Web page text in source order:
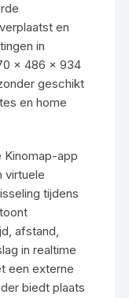
en
in
× 486 × 934
geschikt
en home
Kinomap-app
virtuele
tijdens
afstand,
in realtime
een externe
biedt plaats